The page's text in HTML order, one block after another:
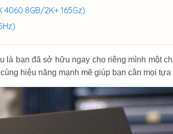
4060 8GB/2K+ 165Gz)
là bạn đã sở hữu ngay cho riêng mình một
hiệu năng mạnh mẽ giúp bạn cân mọi tựa